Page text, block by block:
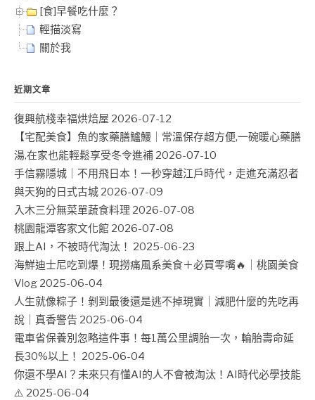
[食]早餐吃什麼？
輕描淡寫
關於我
近期文章
復興航棧幸福烘焙屋 2026-07-12
【宅配美食】魚的家藥膳鱸鰻｜常溫保存超方便,一碗暖心藥膳
湯,在家也能輕鬆享受冬令進補 2026-07-10
手信霧隱城｜不用飛日本！一秒穿越江戶時代，走進充滿忍者
與天狗的日式古城 2026-07-09
入木三分無菜單蔬食料理 2026-07-08
桃園龍潭客家文化館 2026-07-08
跟上AI，不被時代淘汰！ 2025-06-23
海鮮迪士尼吃到爆！現撈痛風系美食＋必買零嘴🔥｜桃園美食
Vlog 2025-06-04
人生就像粽子！剝到最後還是逃不掉現實｜減肥什麼的先吃再
說｜真香警告 2025-06-04
電車省保養別忽略這件事！每1萬公里調胎一次，輪胎壽命延
長30%以上！ 2025-06-04
你還不學AI？未來只有懂AI的人不會被淘汰！AI時代必學技能
⚠️ 2025-06-04